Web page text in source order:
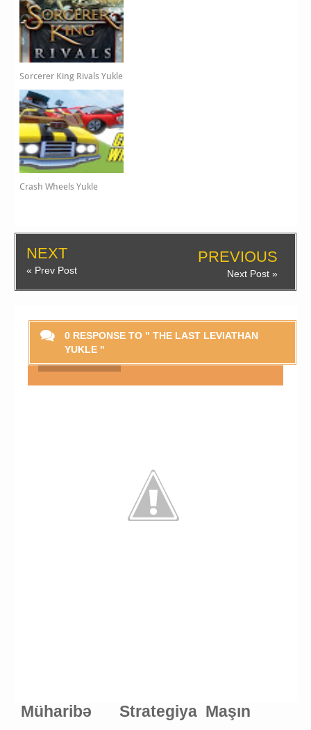
Sorcerer King Rivals Yukle
Crash Wheels Yukle
NEXT
« Prev Post
PREVIOUS
Next Post »
0 RESPONSE TO " THE LAST LEVIATHAN
YUKLE "
Müharibə Maşın
Strategiya